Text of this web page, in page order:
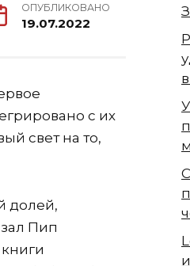
ОПУБЛИКОВАНО
19.07.2022
с их
свет на то,
долей,
Пип